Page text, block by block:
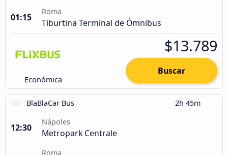
01:15
Roma
Tiburtina Terminal de Ómnibus
Económica
$13.789
Buscar
BlaBlaCar Bus 2h 45m
12:30
Nápoles
Metropark Centrale
Roma